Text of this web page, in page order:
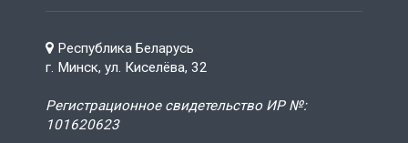
Республика Беларусь
г. Минск, ул. Киселёва, 32
Регистрационное свидетельство ИР №:
101620623